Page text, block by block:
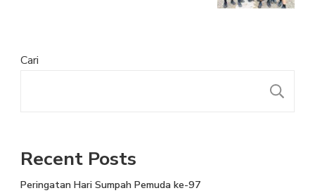
Cari
Recent Posts
Peringatan Hari Sumpah Pemuda ke-97